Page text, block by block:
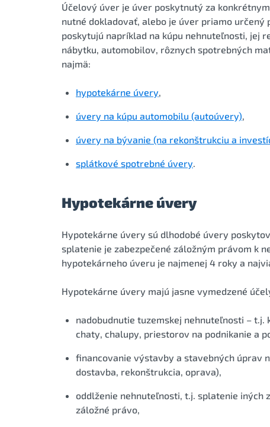
Účelový úver je úver poskytnutý za
nutné dokladovať, alebo je úver priamo
poskytujú napríklad na kúpu nehnuteľnosti, jej
nábytku, automobilov, rôznych spotrebných
najmä:
hypotekárne úvery,
úvery na kúpu automobilu (autoúvery),
úvery na bývanie (na rekonštrukciu a
splátkové spotrebné úvery.
Hypotekárne úvery
Hypotekárne úvery sú dlhodobé úvery
splatenie je zabezpečené záložným právom k
hypotekárneho úveru je najmenej 4 roky a
Hypotekárne úvery majú jasne vymedzené
nadobudnutie tuzemskej nehnuteľnosti – t.j.
chaty, chalupy, priestorov na podnikanie a
financovanie výstavby a stavebných úprav
dostavba, rekonštrukcia, oprava),
oddlženie nehnuteľnosti, t.j. splatenie iných
záložné právo,